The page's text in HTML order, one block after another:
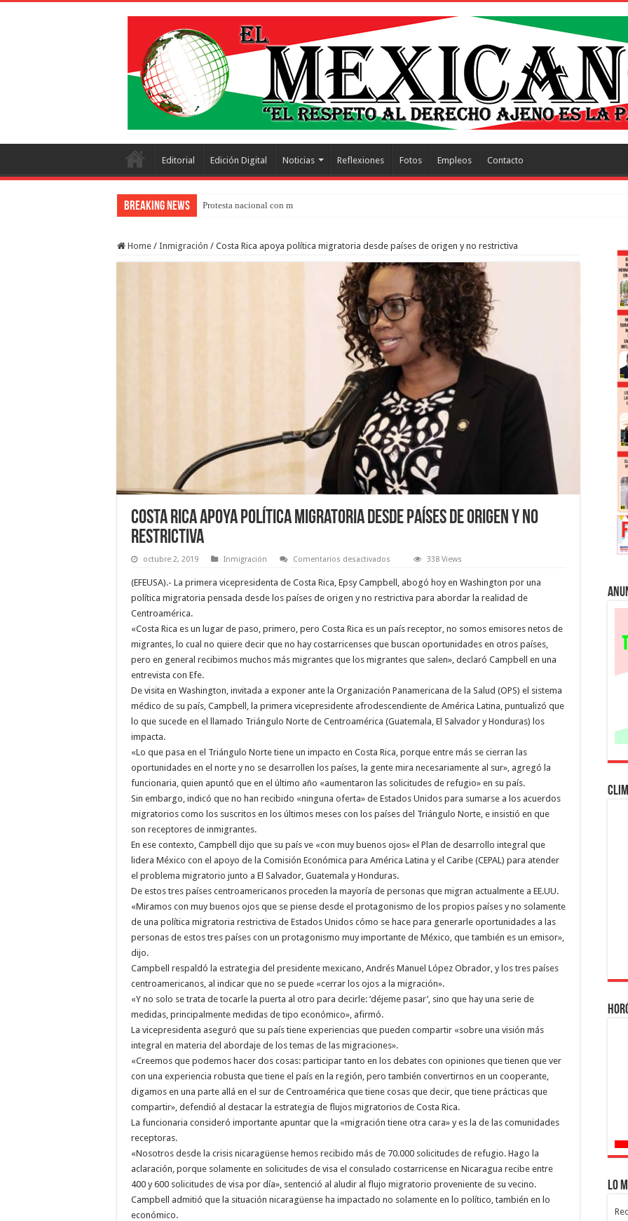
Editorial Edición Digital Noticias Reflexiones Fotos Empleos Contacto
Breaking News Protesta nacional con más de trescientos acto
Home / Inmigración / Costa Rica apoya política migratoria desde países de origen y no restrictiva
Costa Rica apoya política migratoria desde países de origen y no
restrictiva
octubre 2, 2019 Inmigración Comentarios desactivados
Rica
apoya
política
migratoria
de
origen
y
no
restrictiva
338 Views
(EFEUSA).- La primera vicepresidenta de Costa Rica, Epsy Campbell, abogó hoy en Washington por una
política migratoria pensada desde los países de origen y no restrictiva para abordar la realidad de
Centroamérica.
«Costa Rica es un lugar de paso, primero, pero Costa Rica es un país receptor, no somos emisores netos de
migrantes, lo cual no quiere decir que no hay costarricenses que buscan oportunidades en otros países,
pero en general recibimos muchos más migrantes que los migrantes que salen», declaró Campbell en una
entrevista con Efe.
De visita en Washington, invitada a exponer ante la Organización Panamericana de la Salud (OPS) el sistema
médico de su país, Campbell, la primera vicepresidente afrodescendiente de América Latina, puntualizó que
lo que sucede en el llamado Triángulo Norte de Centroamérica (Guatemala, El Salvador y Honduras) los
impacta.
«Lo que pasa en el Triángulo Norte tiene un impacto en Costa Rica, porque entre más se cierran las
oportunidades en el norte y no se desarrollen los países, la gente mira necesariamente al sur», agregó la
funcionaria, quien apuntó que en el último año «aumentaron las solicitudes de refugio» en su país.
Sin embargo, indicó que no han recibido «ninguna oferta» de Estados Unidos para sumarse a los acuerdos
migratorios como los suscritos en los últimos meses con los países del Triángulo Norte, e insistió en que
son receptores de inmigrantes.
En ese contexto, Campbell dijo que su país ve «con muy buenos ojos» el Plan de desarrollo integral que
lidera México con el apoyo de la Comisión Económica para América Latina y el Caribe (CEPAL) para atender
el problema migratorio junto a El Salvador, Guatemala y Honduras.
De estos tres países centroamericanos proceden la mayoría de personas que migran actualmente a EE.UU.
«Miramos con muy buenos ojos que se piense desde el protagonismo de los propios países y no solamente
de una política migratoria restrictiva de Estados Unidos cómo se hace para generarle oportunidades a las
personas de estos tres países con un protagonismo muy importante de México, que también es un emisor»,
dijo.
Campbell respaldó la estrategia del presidente mexicano, Andrés Manuel López Obrador, y los tres países
centroamericanos, al indicar que no se puede «cerrar los ojos a la migración».
«Y no solo se trata de tocarle la puerta al otro para decirle: ‘déjeme pasar’, sino que hay una serie de
medidas, principalmente medidas de tipo económico», afirmó.
La vicepresidenta aseguró que su país tiene experiencias que pueden compartir «sobre una visión más
integral en materia del abordaje de los temas de las migraciones».
«Creemos que podemos hacer dos cosas: participar tanto en los debates con opiniones que tienen que ver
con una experiencia robusta que tiene el país en la región, pero también convertirnos en un cooperante,
digamos en una parte allá en el sur de Centroamérica que tiene cosas que decir, que tiene prácticas que
compartir», defendió al destacar la estrategia de flujos migratorios de Costa Rica.
La funcionaria consideró importante apuntar que la «migración tiene otra cara» y es la de las comunidades
receptoras.
«Nosotros desde la crisis nicaragüense hemos recibido más de 70.000 solicitudes de refugio. Hago la
aclaración, porque solamente en solicitudes de visa el consulado costarricense en Nicaragua recibe entre
400 y 600 solicitudes de visa por día», sentenció al aludir al flujo migratorio proveniente de su vecino.
Campbell admitió que la situación nicaragüense ha impactado no solamente en lo político, también en lo
económico.
Lo